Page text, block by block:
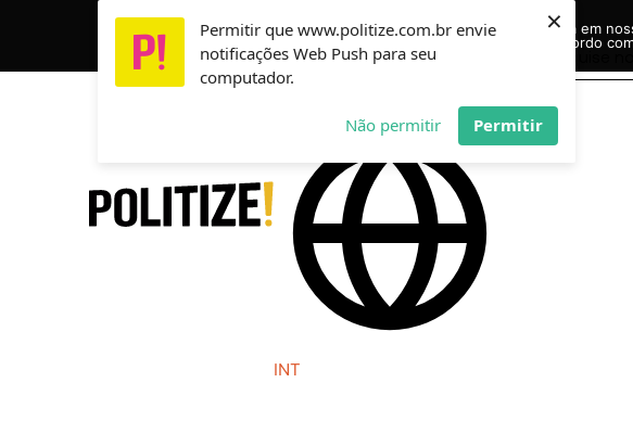
Permitir que www.politize.com.br envie
notificações Web Push para seu
computador.
Não permitir Permitir
×
CO
INT
Pesquisar
Usamos cookies para garantir que você tenha a melhor experiência em
acordo